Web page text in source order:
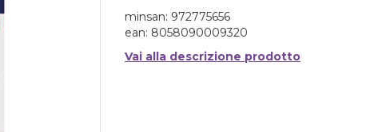
minsan: 972775656
ean: 8058090009320
Vai alla descrizione prodotto